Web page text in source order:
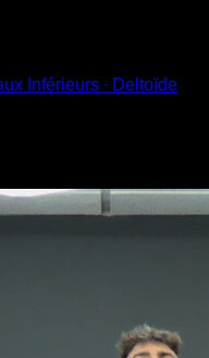
Inférieurs ∙ Deltoïde